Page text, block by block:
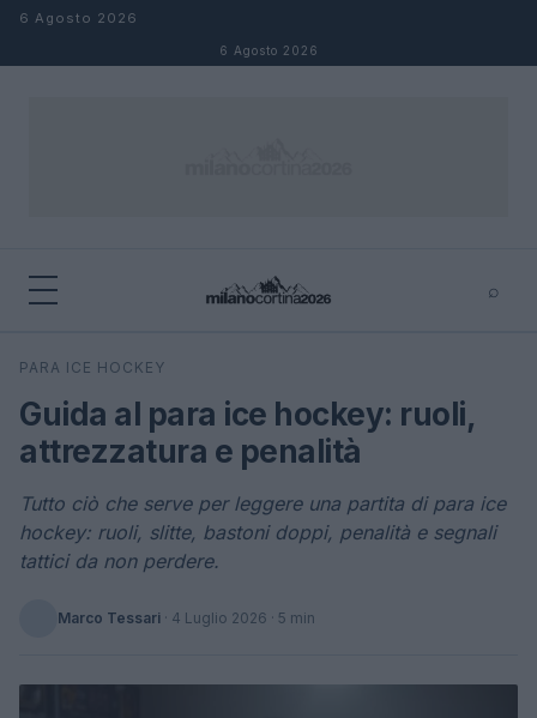
Salta al contenuto
6 Agosto 2026
6 Agosto 2026
⌕
Cerca
PARA ICE HOCKEY
Guida al para ice hockey: ruoli,
attrezzatura e penalità
Tutto ciò che serve per leggere una partita di para ice
hockey: ruoli, slitte, bastoni doppi, penalità e segnali
tattici da non perdere.
Marco Tessari · 4 Luglio 2026 · 5 min